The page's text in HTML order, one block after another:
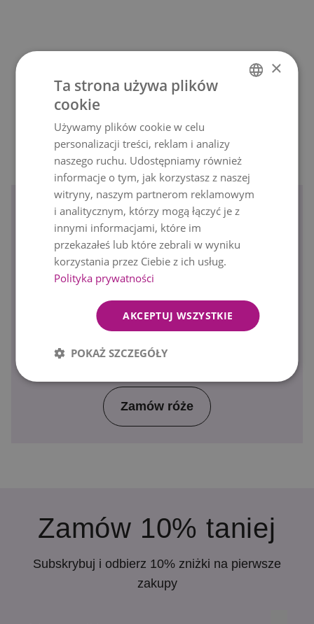
Wyślij czerwone róże
"Odległość znaczy tak mało, gdy ktoś znaczy
tak wiele…" Od ponad 30 lat łączymy bliskich,
którzy są daleko, pomagając ich wyrazić
miłość i tęsknotę na odległość. Powiedz
"kocham", "tęsknię", "uwielbiam" kwiatami i
wyślij piękne róże z dostawą nawet tego
Zamów róże
Zamów 10% taniej
Subskrybuj i odbierz 10% zniżki na pierwsze
zakupy
×
Ta strona używa plików
cookie
Używamy plików cookie w celu
personalizacji treści, reklam i analizy
naszego ruchu. Udostępniamy również
informacje o tym, jak korzystasz z naszej
witryny, naszym partnerom reklamowym
i analitycznym, którzy mogą łączyć je z
innymi informacjami, które im
przekazałeś lub które zebrali w wyniku
korzystania przez Ciebie z ich usług.
Polityka prywatności
AKCEPTUJ WSZYSTKIE
POKAŻ SZCZEGÓŁY